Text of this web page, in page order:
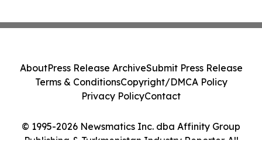
© 1995-2026 Newsmatics Inc. dba Affinity Group
Publishing & Turkmenistan Industry Reporter. All
AboutPress Release ArchiveSubmit Press Release
Terms & ConditionsCopyright/DMCA Policy
Privacy PolicyContact